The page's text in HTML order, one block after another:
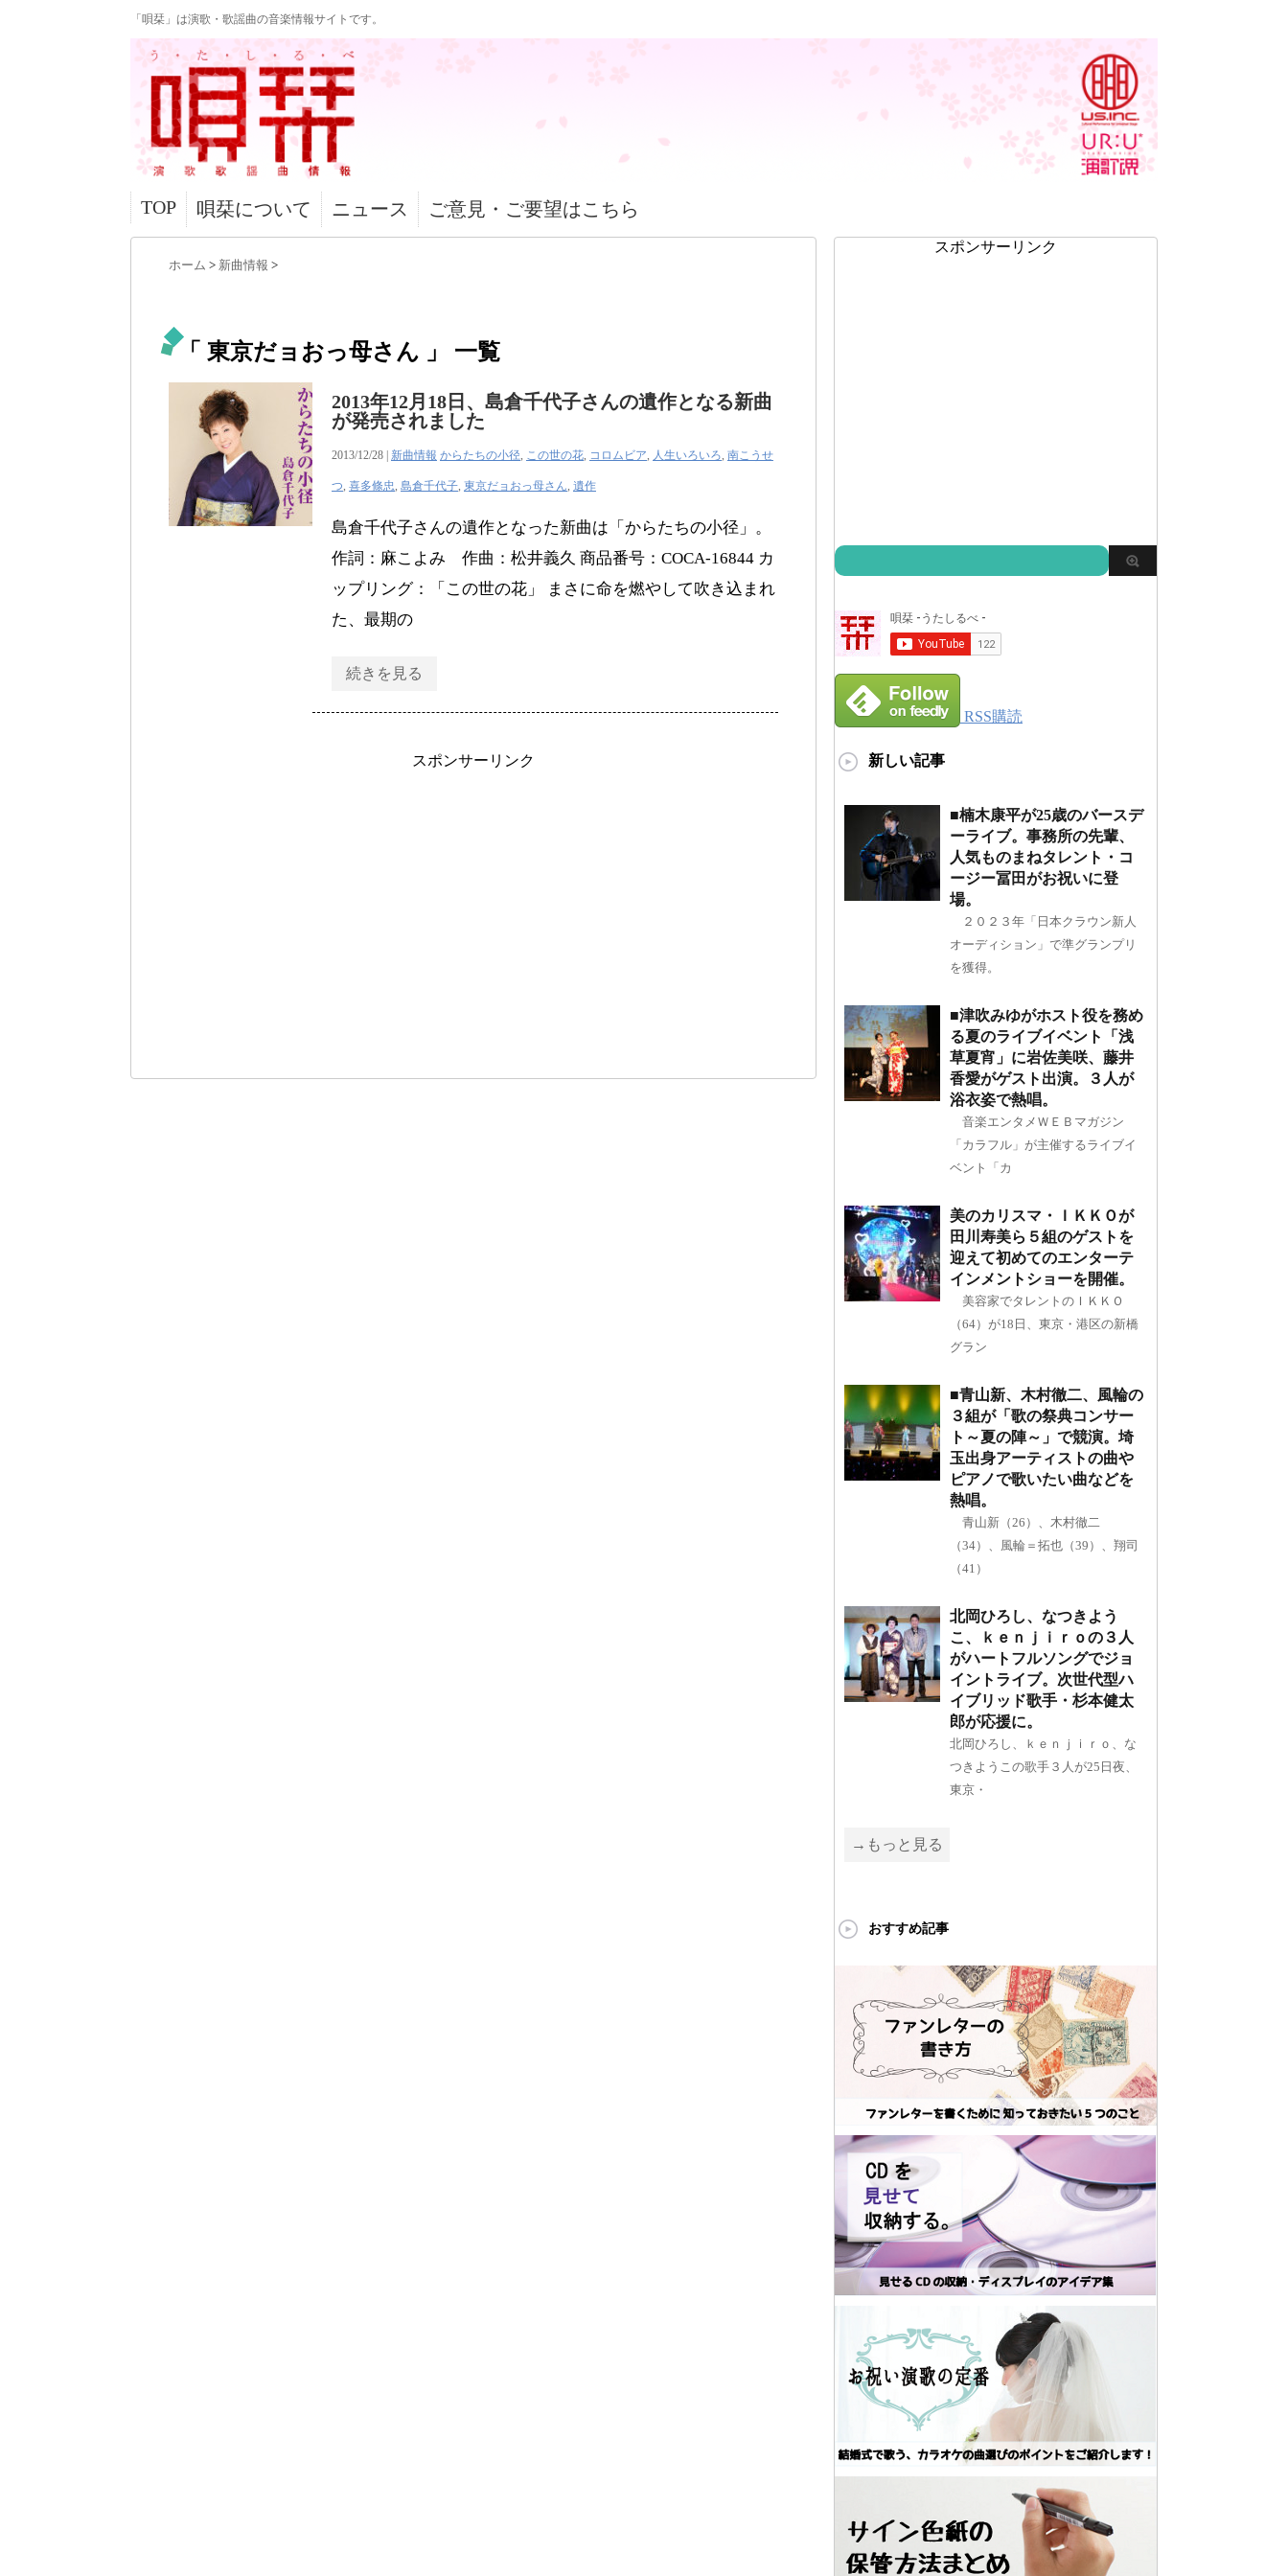
「唄栞」は演歌・歌謡曲の音楽情報サイトです。
TOP 唄栞について ニュース ご意見・ご要望はこちら
ホーム > 新曲情報 >
「 東京だョおっ母さん 」 一覧
2013年12月18日、島倉千代子さんの遺作となる新曲
が発売されました
2013/12/28 | 新曲情報 からたちの小径, この世の花, コロムビア, 人生いろいろ, 南こうせ
つ, 喜多條忠, 島倉千代子, 東京だョおっ母さん, 遺作
島倉千代子さんの遺作となった新曲は「からたちの小径」。
作詞：麻こよみ 作曲：松井義久 商品番号：COCA-16844 カ
ップリング：「この世の花」 まさに命を燃やして吹き込まれ
た、最期の
続きを見る
スポンサーリンク
スポンサーリンク
RSS購読
新しい記事
■楠木康平が25歳のバースデ
ーライブ。事務所の先輩、
人気ものまねタレント・コ
ージー冨田がお祝いに登
場。
２０２３年「日本クラウン新人
オーディション」で準グランプリ
を獲得。
■津吹みゆがホスト役を務め
る夏のライブイベント「浅
草夏宵」に岩佐美咲、藤井
香愛がゲスト出演。３人が
浴衣姿で熱唱。
音楽エンタメＷＥＢマガジン
「カラフル」が主催するライブイ
ベント「カ
美のカリスマ・ＩＫＫＯが
田川寿美ら５組のゲストを
迎えて初めてのエンターテ
インメントショーを開催。
美容家でタレントのＩＫＫＯ
（64）が18日、東京・港区の新橋
グラン
■青山新、木村徹二、風輪の
３組が「歌の祭典コンサー
ト～夏の陣～」で競演。埼
玉出身アーティストの曲や
ピアノで歌いたい曲などを
熱唱。
青山新（26）、木村徹二
（34）、風輪＝拓也（39）、翔司
（41）
北岡ひろし、なつきよう
こ、ｋｅｎｊｉｒｏの３人
がハートフルソングでジョ
イントライブ。次世代型ハ
イブリッド歌手・杉本健太
郎が応援に。
北岡ひろし、ｋｅｎｊｉｒｏ、な
つきようこの歌手３人が25日夜、
東京・
→もっと見る
おすすめ記事